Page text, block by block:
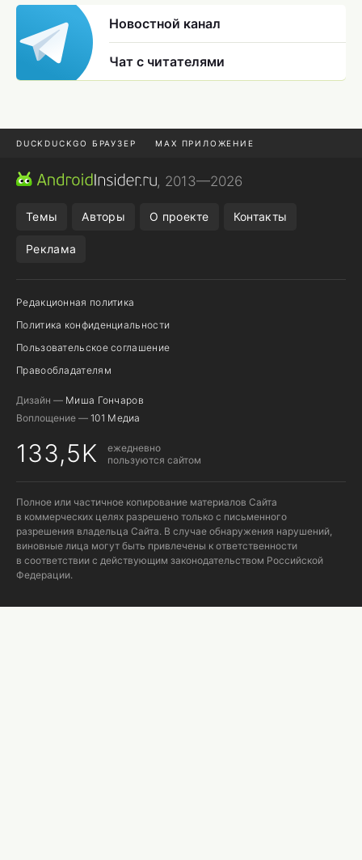
Новостной канал
Чат с читателями
DUCKDUCKGO БРАУЗЕР MAX ПРИЛОЖЕНИЕ
ПРИЛОЖЕНИЯ ANDROID
, 2013—2026
Темы Авторы О проекте Контакты
Реклама
Редакционная политика
Политика конфиденциальности
Пользовательское соглашение
Правообладателям
Дизайн — Миша Гончаров
Воплощение — 101 Медиа
133,5K
ежедневно
пользуются сайтом
Полное или частичное копирование материалов Сайта
в коммерческих целях разрешено только с письменного
разрешения владельца Сайта. В случае обнаружения нарушений,
виновные лица могут быть привлечены к ответственности
в соответствии с действующим законодательством Российской
Федерации.